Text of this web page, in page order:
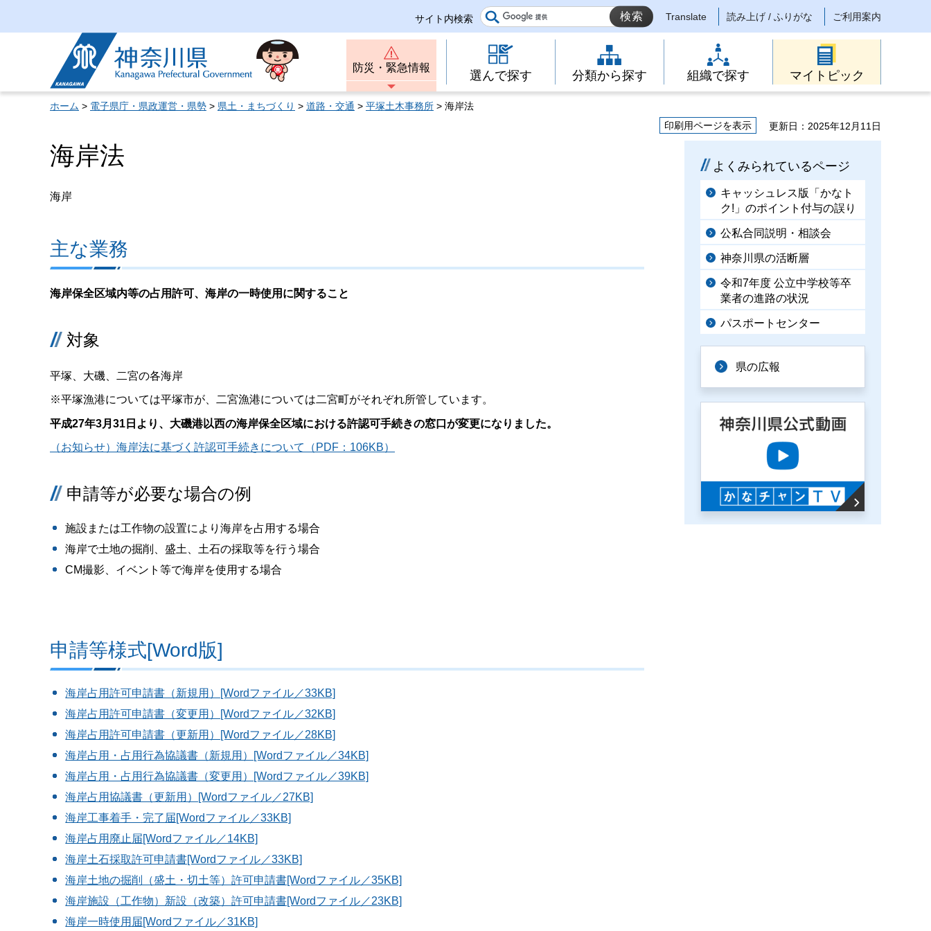
サイト内検索 Translate 読み上げ / ふりがな ご利用案内
神奈川県
防災・緊急情報
選んで探す 分類から探す 組織で探す マイトピック
ホーム > 電子県庁・県政運営・県勢 > 県土・まちづくり > 道路・交通 > 平塚土木事務所 > 海岸法
印刷用ページを表示
更新日：2025年12月11日
海岸法
海岸
主な業務
海岸保全区域内等の占用許可、海岸の一時使用に関すること
対象
平塚、大磯、二宮の各海岸
※平塚漁港については平塚市が、二宮漁港については二宮町がそれぞれ所管しています。
平成27年3月31日より、大磯港以西の海岸保全区域における許認可手続きの窓口が変更になりました。
（お知らせ）海岸法に基づく許認可手続きについて（PDF：106KB）
申請等が必要な場合の例
施設または工作物の設置により海岸を占用する場合
海岸で土地の掘削、盛土、土石の採取等を行う場合
CM撮影、イベント等で海岸を使用する場合
申請等様式[Word版]
海岸占用許可申請書（新規用）[Wordファイル／33KB]
海岸占用許可申請書（変更用）[Wordファイル／32KB]
海岸占用許可申請書（更新用）[Wordファイル／28KB]
海岸占用・占用行為協議書（新規用）[Wordファイル／34KB]
海岸占用・占用行為協議書（変更用）[Wordファイル／39KB]
海岸占用協議書（更新用）[Wordファイル／27KB]
海岸工事着手・完了届[Wordファイル／33KB]
海岸占用廃止届[Wordファイル／14KB]
海岸土石採取許可申請書[Wordファイル／33KB]
海岸土地の掘削（盛土・切土等）許可申請書[Wordファイル／35KB]
海岸施設（工作物）新設（改築）許可申請書[Wordファイル／23KB]
海岸一時使用届[Wordファイル／31KB]
よくみられているページ
キャッシュレス版「かなト
ク!」のポイント付与の誤り
公私合同説明・相談会
神奈川県の活断層
令和7年度 公立中学校等卒
業者の進路の状況
パスポートセンター
県の広報